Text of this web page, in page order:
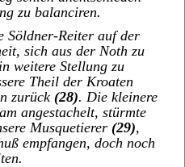
zu balanciren.
Söldner-Reiter auf der
sich aus der Noth zu
weitere Stellung zu
Theil der Kroaten
zurück (28). Die kleinere
angestachelt, stürmte
Musquetierer (29),
empfangen, doch noch